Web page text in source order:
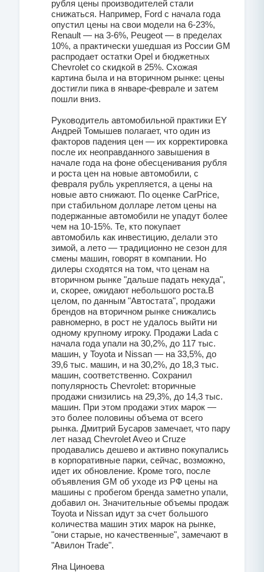
рубля цены производителей стали
снижаться. Например, Ford c начала года
опустил цены на свои модели на 6-23%,
Renault — на 3-6%, Peugeot — в пределах
10%, а практически ушедшая из России GM
распродает остатки Opel и бюджетных
Chevrolet со скидкой в 25%. Схожая
картина была и на вторичном рынке: цены
достигли пика в январе-феврале и затем
пошли вниз.
Руководитель автомобильной практики EY
Андрей Томышев полагает, что один из
факторов падения цен — их корректировка
после их неоправданного завышения в
начале года на фоне обесценивания рубля
и роста цен на новые автомобили, с
февраля рубль укрепляется, а цены на
новые авто снижают. По оценке CarPrice,
при стабильном долларе летом цены на
подержанные автомобили не упадут более
чем на 10-15%. Те, кто покупает
автомобиль как инвестицию, делали это
зимой, а лето — традиционно не сезон для
смены машин, говорят в компании. Но
дилеры сходятся на том, что ценам на
вторичном рынке "дальше падать некуда",
и, скорее, ожидают небольшого роста.В
целом, по данным "Автостата", продажи
брендов на вторичном рынке снижались
равномерно, в рост не удалось выйти ни
одному крупному игроку. Продажи Lada с
начала года упали на 30,2%, до 117 тыс.
машин, у Toyota и Nissan — на 33,5%, до
39,6 тыс. машин, и на 30,2%, до 18,3 тыс.
машин, соответственно. Сохранил
популярность Chevrolet: вторичные
продажи снизились на 29,3%, до 14,3 тыс.
машин. При этом продажи этих марок —
это более половины объема от всего
рынка. Дмитрий Бусаров замечает, что пару
лет назад Chevrolet Aveo и Cruze
продавались дешево и активно покупались
в корпоративные парки, сейчас, возможно,
идет их обновление. Кроме того, после
объявления GM об уходе из РФ цены на
машины с пробегом бренда заметно упали,
добавил он. Значительные объемы продаж
Toyota и Nissan идут за счет большого
количества машин этих марок на рынке,
"они старые, но качественные", замечают в
"Авилон Trade".
Яна Циноева